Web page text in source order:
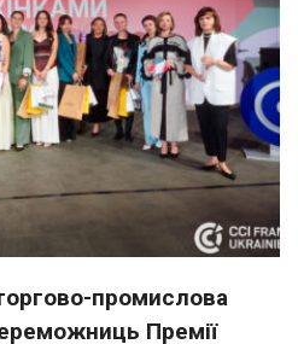
промислова
Премії